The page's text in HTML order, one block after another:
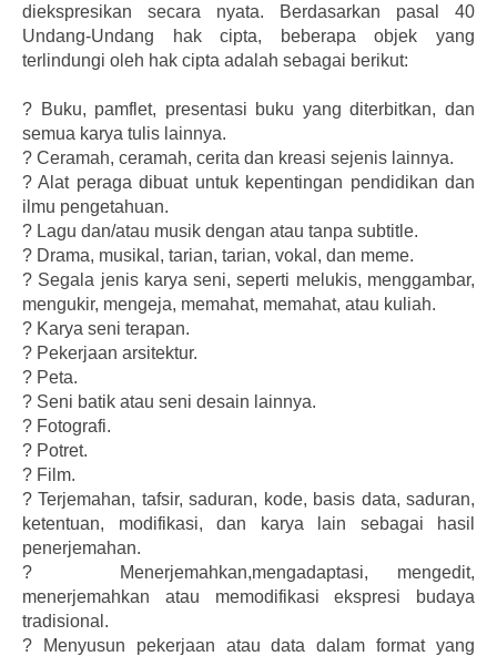
diekspresikan secara nyata. Berdasarkan pasal 40
Undang-Undang hak cipta, beberapa objek yang
terlindungi oleh hak cipta adalah sebagai berikut:
? Buku, pamflet, presentasi buku yang diterbitkan, dan
semua karya tulis lainnya.
? Ceramah, ceramah, cerita dan kreasi sejenis lainnya.
? Alat peraga dibuat untuk kepentingan pendidikan dan
ilmu pengetahuan.
? Lagu dan/atau musik dengan atau tanpa subtitle.
? Drama, musikal, tarian, tarian, vokal, dan meme.
? Segala jenis karya seni, seperti melukis, menggambar,
mengukir, mengeja, memahat, memahat, atau kuliah.
? Karya seni terapan.
? Pekerjaan arsitektur.
? Peta.
? Seni batik atau seni desain lainnya.
? Fotografi.
? Potret.
? Film.
? Terjemahan, tafsir, saduran, kode, basis data, saduran,
ketentuan, modifikasi, dan karya lain sebagai hasil
penerjemahan.
?
Menerjemahkan,mengadaptasi, mengedit,
menerjemahkan atau memodifikasi ekspresi budaya
tradisional.
?
Menyusun pekerjaan atau data dalam format yang